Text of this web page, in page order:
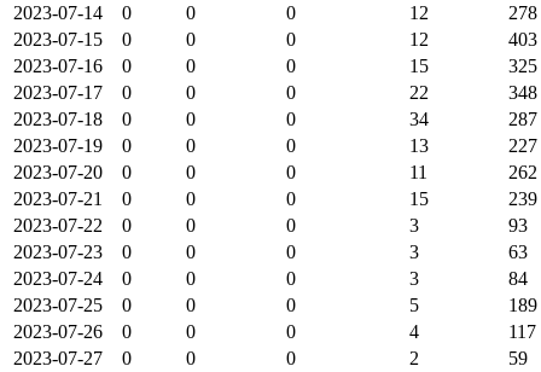
2023-07-14
0 0 0 12
278
2023-07-15
0 0 0 12
403
2023-07-16
0 0 0 15
325
2023-07-17
0 0 0 22
348
2023-07-18
0 0 0 34
287
2023-07-19
0 0 0 13
227
2023-07-20
0 0 0 11
262
2023-07-21
0 0 0 15
239
2023-07-22
0 0 0 3
93
2023-07-23
0 0 0 3
63
2023-07-24
0 0 0 3
84
2023-07-25
0 0 0 5
189
2023-07-26
0 0 0 4
117
2023-07-27
0 0 0 2
59